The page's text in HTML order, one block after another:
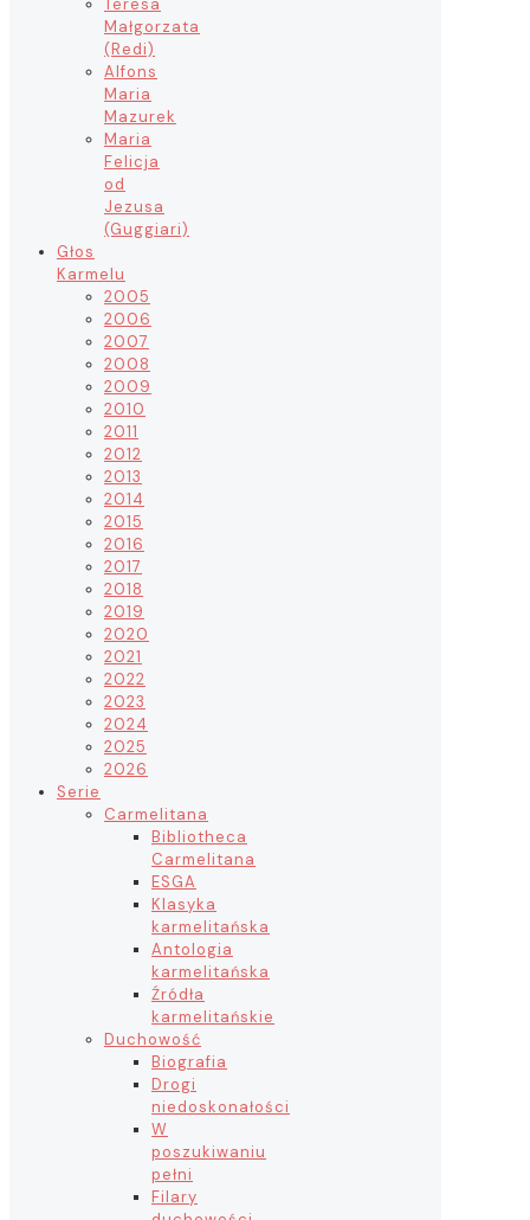
Teresa
Małgorzata
(Redi)
Alfons
Maria
Mazurek
Maria
Felicja
od
Jezusa
(Guggiari)
Głos
Karmelu
2005
2006
2007
2008
2009
2010
2011
2012
2013
2014
2015
2016
2017
2018
2019
2020
2021
2022
2023
2024
2025
2026
Serie
Carmelitana
Bibliotheca
Carmelitana
ESGA
Klasyka
karmelitańska
Antologia
karmelitańska
Źródła
karmelitańskie
Duchowość
Biografia
Drogi
niedoskonałości
W
poszukiwaniu
pełni
Filary